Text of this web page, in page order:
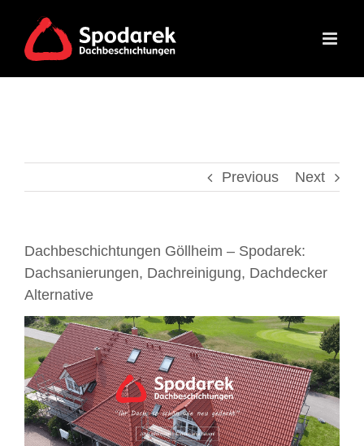
content
Previous Next
Dachbeschichtungen Göllheim – Spodarek:
Dachsanierungen, Dachreinigung, Dachdecker
Alternative